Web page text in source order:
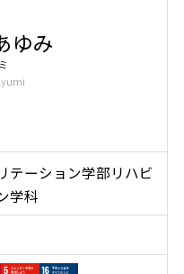
み
テーション学部リハビ
学科